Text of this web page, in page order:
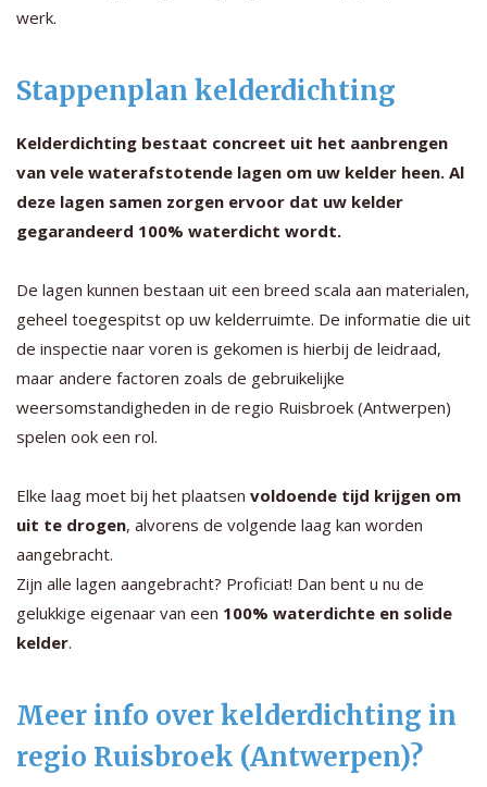
werk.
Stappenplan kelderdichting
Kelderdichting bestaat concreet uit het aanbrengen
van vele waterafstotende lagen om uw kelder heen. Al
deze lagen samen zorgen ervoor dat uw kelder
gegarandeerd 100% waterdicht wordt.
De lagen kunnen bestaan uit een breed scala aan materialen,
geheel toegespitst op uw kelderruimte. De informatie die uit
de inspectie naar voren is gekomen is hierbij de leidraad,
maar andere factoren zoals de gebruikelijke
weersomstandigheden in de regio Ruisbroek (Antwerpen)
spelen ook een rol.
Elke laag moet bij het plaatsen voldoende tijd krijgen om
uit te drogen, alvorens de volgende laag kan worden
aangebracht.
Zijn alle lagen aangebracht? Proficiat! Dan bent u nu de
gelukkige eigenaar van een 100% waterdichte en solide
kelder.
Meer info over kelderdichting in
regio Ruisbroek (Antwerpen)?